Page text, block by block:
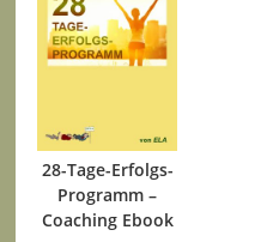
28-Tage-Erfolgs-
Programm –
Coaching Ebook